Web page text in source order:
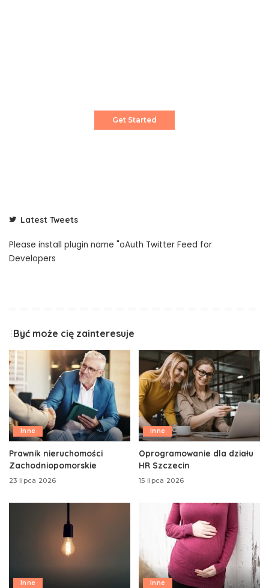
Get Started
Latest Tweets
Please install plugin name "oAuth Twitter Feed for
Developers
Być może cię zainteresuje
Inne
Prawnik nieruchomości
Zachodniopomorskie
23 lipca 2026
Inne
Oprogramowanie dla działu
HR Szczecin
15 lipca 2026
Inne Inne